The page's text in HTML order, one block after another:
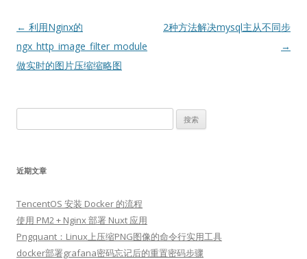
文
章
导
← 利用Nginx的
ngx_http_image_filter_module
做实时的图片压缩缩略图
2种方法解决mysql主从不同步
→
索：
近期文章
TencentOS 安装 Docker 的流程
使用 PM2 + Nginx 部署 Nuxt 应用
Pngquant：Linux上压缩PNG图像的命令行实用工具
docker部署grafana密码忘记后的重置密码步骤